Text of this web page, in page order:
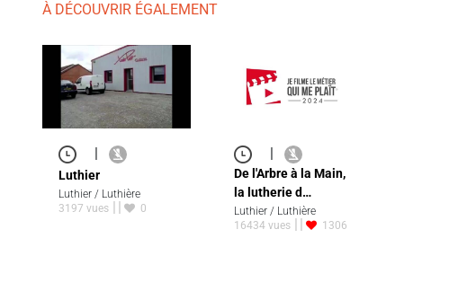
À DÉCOUVRIR ÉGALEMENT
|
Luthier
Luthier / Luthière
3197 vues
0
|
De l'Arbre à la Main,
la lutherie d…
Luthier / Luthière
16434 vues
1306